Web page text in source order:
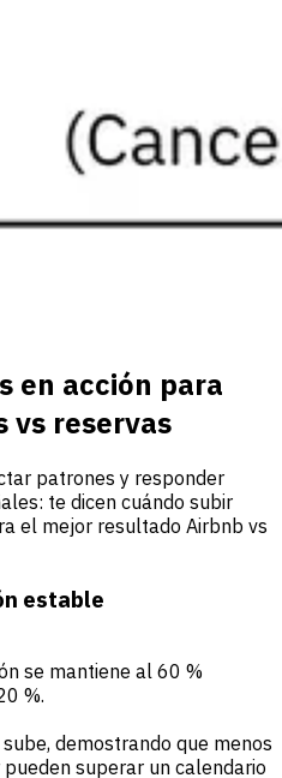
en acción para
vs reservas
patrones y responder
te dicen cuándo subir
el mejor resultado Airbnb vs
estable
se mantiene al 60 %
%.
sube, demostrando que menos
superar un calendario